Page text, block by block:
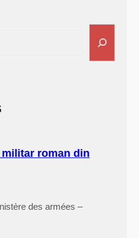
roman din
des armées –